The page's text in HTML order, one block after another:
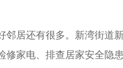
居还有很多。新湾街道新
修家电、排查居家安全隐